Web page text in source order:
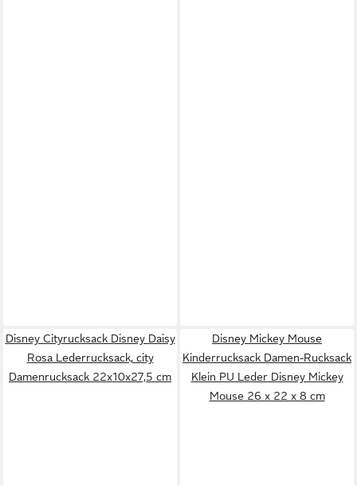
Disney Cityrucksack Disney Daisy
Rosa Lederrucksack, city
Damenrucksack 22x10x27,5 cm
Disney Mickey Mouse
Kinderrucksack Damen-Rucksack
Klein PU Leder Disney Mickey
Mouse 26 x 22 x 8 cm